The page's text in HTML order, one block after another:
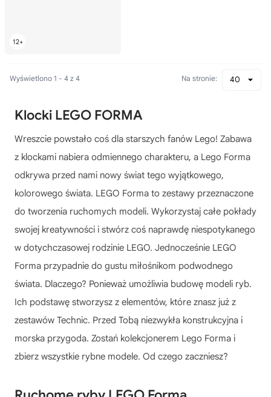
Wyświetlono 1 - 4 z 4 40
Na stronie:
Klocki LEGO FORMA
Wreszcie powstało coś dla starszych fanów Lego! Zabawa
z klockami nabiera odmiennego charakteru, a Lego Forma
odkrywa przed nami nowy świat tego wyjątkowego,
kolorowego świata. LEGO Forma to zestawy przeznaczone
do tworzenia ruchomych modeli. Wykorzystaj całe pokłady
swojej kreatywności i stwórz coś naprawdę niespotykanego
w dotychczasowej rodzinie LEGO. Jednocześnie LEGO
Forma przypadnie do gustu miłośnikom podwodnego
świata. Dlaczego? Ponieważ umożliwia budowę modeli ryb.
Ich podstawę stworzysz z elementów, które znasz już z
zestawów Technic. Przed Tobą niezwykła konstrukcyjna i
morska przygoda. Zostań kolekcjonerem Lego Forma i
zbierz wszystkie rybne modele. Od czego zaczniesz?